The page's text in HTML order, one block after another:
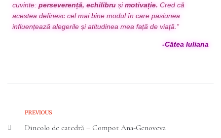
cuvinte: perseverență, echilibru șimotivație. Cred că
acestea definesc cel mai bine modul în care pasiunea
influențează alegerile și atitudinea mea față de viață.”
-Câtea Iuliana
PREVIOUS
Dincolo de catedră – Compot Ana-Genoveva